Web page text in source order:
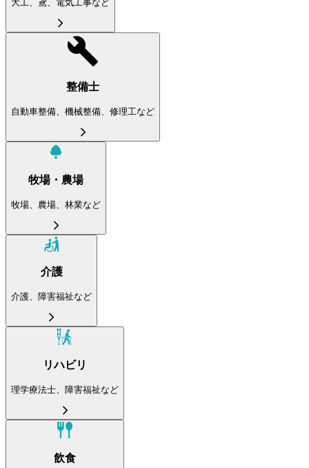
大工、鳶、電気工事など
整備士
自動車整備、機械整備、修理工など
牧場・農場
牧場、農場、林業など
介護
介護、障害福祉など
リハビリ
理学療法士、障害福祉など
飲食